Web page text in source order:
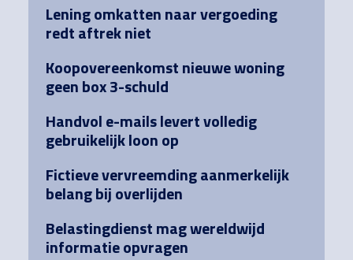
Lening omkatten naar vergoeding
redt aftrek niet
Koopovereenkomst nieuwe woning
geen box 3-schuld
Handvol e-mails levert volledig
gebruikelijk loon op
Fictieve vervreemding aanmerkelijk
belang bij overlijden
Belastingdienst mag wereldwijd
informatie opvragen